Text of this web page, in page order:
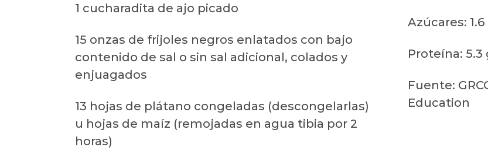
1 cucharadita de ajo picado
15 onzas de frijoles negros enlatados con bajo
contenido de sal o sin sal adicional, colados y
enjuagados
13 hojas de plátano congeladas (descongelarlas)
u hojas de maíz (remojadas en agua tibia por 2
horas)
Azúcares: 1.6
Proteína: 5.3
Fuente:
Education